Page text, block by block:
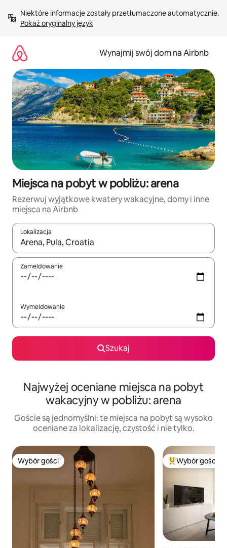
treści Pokaż oryginalny język
Wynajmij swój dom na Airbnb
Miejsca na pobyt w pobliżu: arena
Rezerwuj wyjątkowe kwatery wakacyjne, domy i inne
miejsca na Airbnb
Lokalizacja
Gdy wyniki będą dostępne, możesz poruszać się po nich za
Zameldowanie
Wymeldowanie
Szukaj
Najwyżej oceniane miejsca na pobyt
wakacyjny w pobliżu: arena
Goście są jednomyślni: te miejsca na pobyt są wysoko
oceniane za lokalizację, czystość i nie tylko.
Wybór gości
Wybór gości Wybór gości